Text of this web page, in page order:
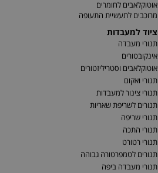
אוטוקלאבים לחומרים
מרוכבים לתעשיית התעופה
ציוד למעבדות
תנורי מעבדה
אינקובטורים
אוטוקלאבים וסטריליזטורים
תנורי ואקום
תנורי צינור למעבדות
תנורים לשריפת שאריות
תנורי שריפה
תנורי התכה
תנורי רטורט
תנורים לטמפרטורה גבוהה
תנורי מעבדה ביפה